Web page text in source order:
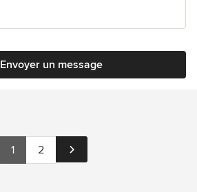
Envoyer un message
1 2